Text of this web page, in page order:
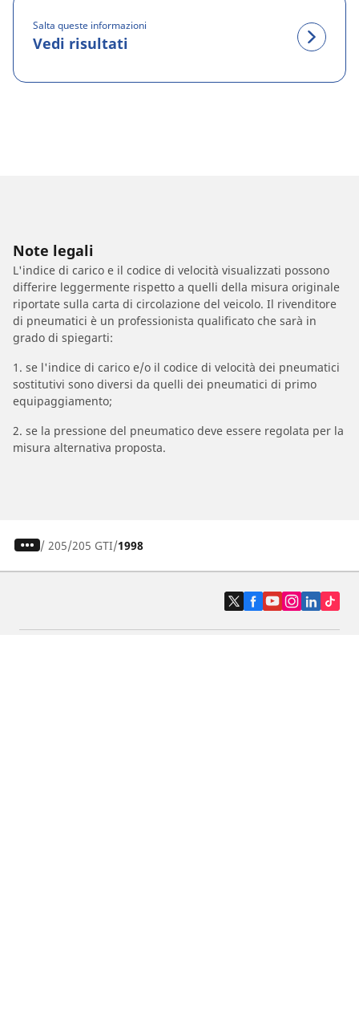
Salta queste informazioni
Vedi risultati
Note legali
L'indice di carico e il codice di velocità visualizzati possono
differire leggermente rispetto a quelli della misura originale
riportate sulla carta di circolazione del veicolo. Il rivenditore
di pneumatici è un professionista qualificato che sarà in
grado di spiegarti:
1. se l'indice di carico e/o il codice di velocità dei pneumatici
sostitutivi sono diversi da quelli dei pneumatici di primo
equipaggiamento;
2. se la pressione del pneumatico deve essere regolata per la
misura alternativa proposta.
/ 205 205 GTI 1998